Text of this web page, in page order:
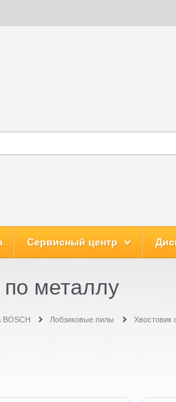
Сервисный центр
металлу
BOSCH Лобзиковые пилы Хвостовик